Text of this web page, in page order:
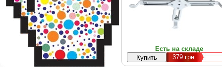
Есть на складе
379грн